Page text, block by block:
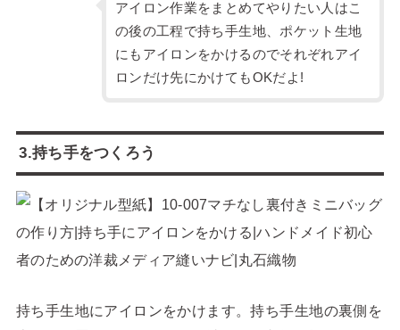
アイロン作業をまとめてやりたい人はこ
の後の工程で持ち手生地、ポケット生地
にもアイロンをかけるのでそれぞれアイ
ロンだけ先にかけてもOKだよ!
3.持ち手をつくろう
持ち手生地にアイロンをかけます。持ち手生地の裏側を